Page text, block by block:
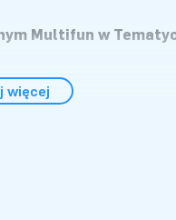
Multifun w
Jurassic World w
więcej